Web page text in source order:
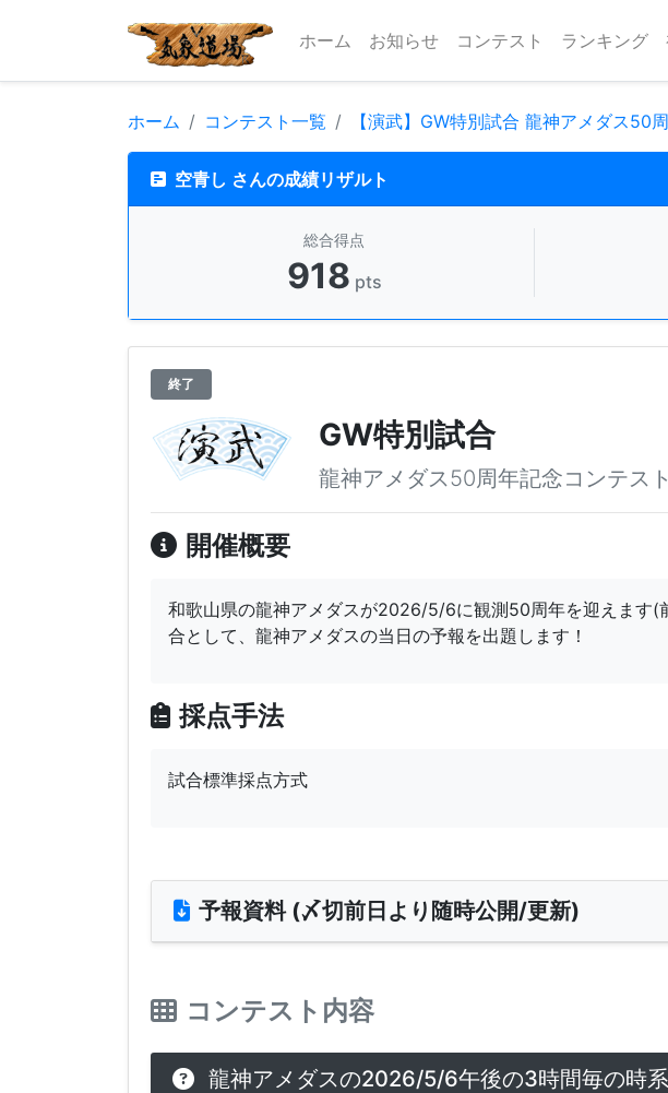
ホーム お知らせ コンテスト ランキング
ホーム コンテスト一覧 【演武】GW特別試合 龍神アメダス50
空青し さんの成績リザルト
総合得点
918 pts
終了
GW特別試合
龍神アメダス50周年記念コンテスト
開催概要
和歌山県の龍神アメダスが2026/5/6に観測50周年を迎えます(
合として、龍神アメダスの当日の予報を出題します！
採点手法
試合標準採点方式
予報資料 (〆切前日より随時公開/更新)
コンテスト内容
龍神アメダスの2026/5/6午後の3時間毎の時